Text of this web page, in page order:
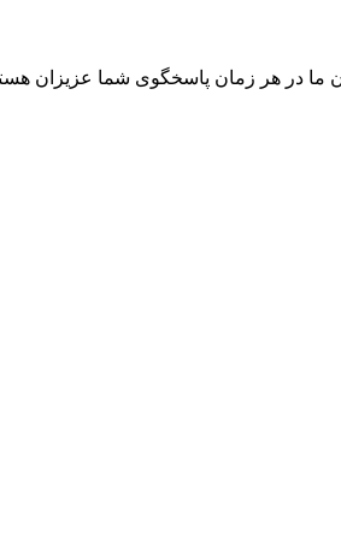
ما در هر زمان پاسخگوی شما عزیزان